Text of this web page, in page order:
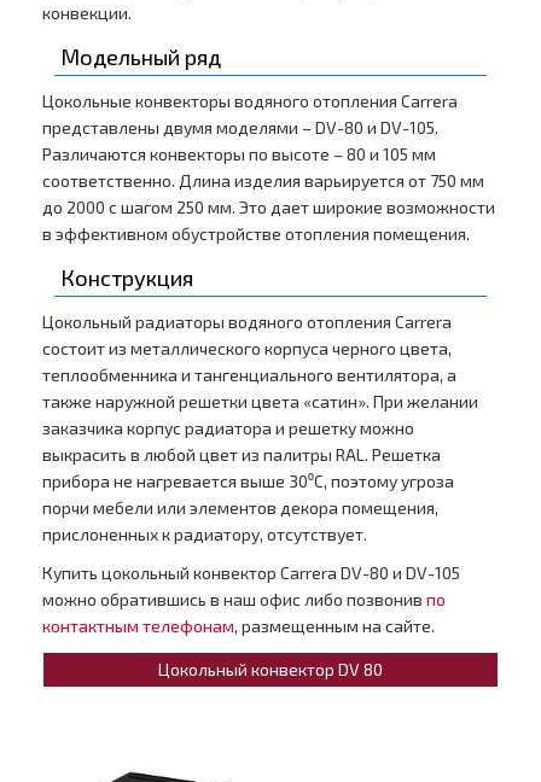
конвекции.
Модельный ряд
Цокольные конвекторы водяного отопления Carrera
представлены двумя моделями – DV-80 и DV-105.
Различаются конвекторы по высоте – 80 и 105 мм
соответственно. Длина изделия варьируется от 750 мм
до 2000 с шагом 250 мм. Это дает широкие возможности
в эффективном обустройстве отопления помещения.
Конструкция
Цокольный радиаторы водяного отопления Carrera
состоит из металлического корпуса черного цвета,
теплообменника и тангенциального вентилятора, а
также наружной решетки цвета «сатин». При желании
заказчика корпус радиатора и решетку можно
выкрасить в любой цвет из палитры RAL. Решетка
прибора не нагревается выше 30⁰С, поэтому угроза
порчи мебели или элементов декора помещения,
прислоненных к радиатору, отсутствует.
Купить цокольный конвектор Carrera DV-80 и DV-105
можно обратившись в наш офис либо позвонив по
контактным телефонам, размещенным на сайте.
Цокольный конвектор DV 80